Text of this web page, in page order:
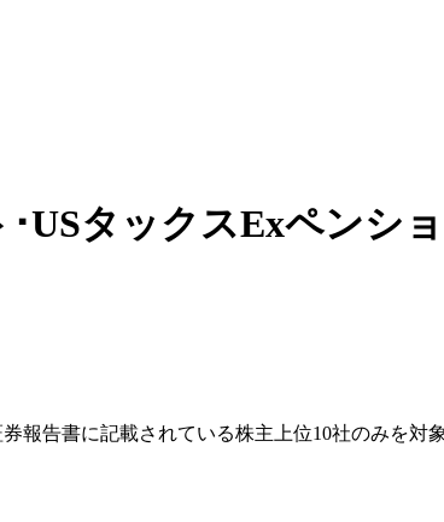
USタックスExペンシ
報告書に記載されている株主上位10社のみを